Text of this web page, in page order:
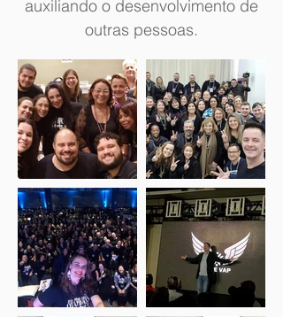
auxiliando o desenvolvimento de
outras pessoas.